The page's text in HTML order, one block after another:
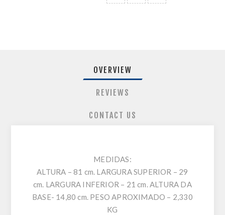
OVERVIEW
REVIEWS
CONTACT US
MEDIDAS:
ALTURA – 81 cm. LARGURA SUPERIOR – 29
cm. LARGURA INFERIOR – 21 cm. ALTURA DA
BASE- 14,80 cm. PESO APROXIMADO – 2,330
KG